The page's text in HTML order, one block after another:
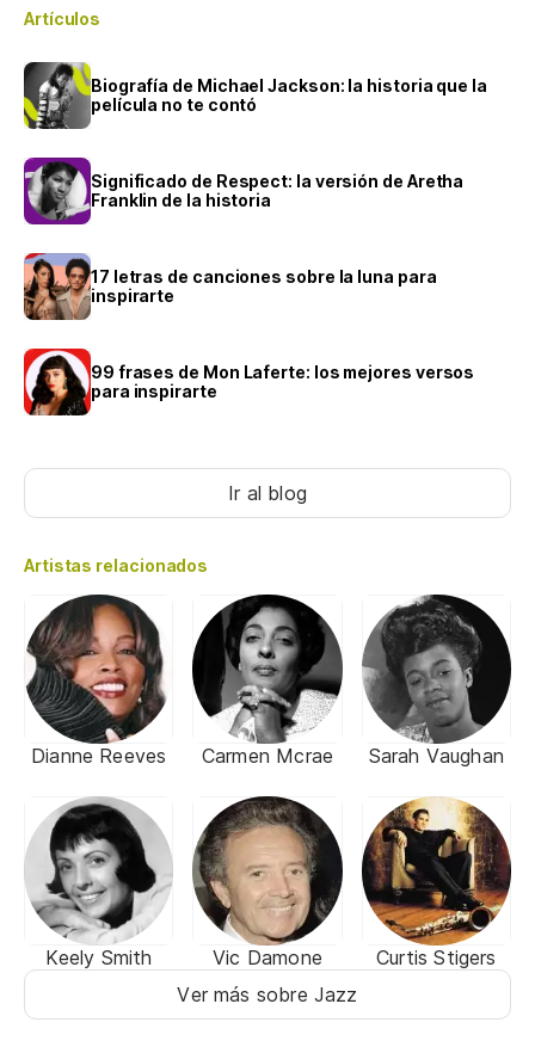
Artículos
Biografía de Michael Jackson: la historia que la
película no te contó
Significado de Respect: la versión de Aretha
Franklin de la historia
17 letras de canciones sobre la luna para
inspirarte
99 frases de Mon Laferte: los mejores versos
para inspirarte
Ir al blog
Artistas relacionados
Dianne Reeves Carmen Mcrae Sarah Vaughan
Keely Smith Vic Damone
Curtis Stigers
Ver más sobre Jazz